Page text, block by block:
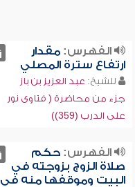
الفهرس:مقدار
ارتفاع سترة المصلي
للشيخ: عبد العزيز بن باز
جزء من محاضرة ( فتاوى نور
على الدرب (359))
الفهرس:حكم
صلاة الزوج بزوجته في
البيت وموقفها منه في